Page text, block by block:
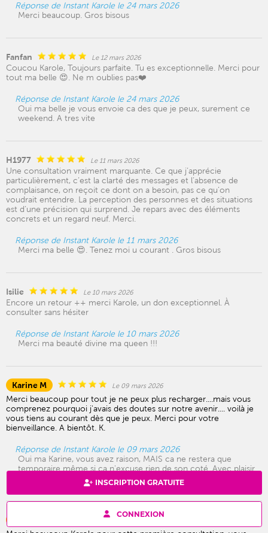
INSCRIPTION GRATUITE
CONNEXION
Réponse de Instant Karole le 24 mars 2026
Merci beaucoup. Gros bisous
Fanfan Le 12 mars 2026
Coucou Karole, Toujours parfaite. Tu es exceptionnelle. Merci pour
tout ma belle 😍. Ne m oublies pas❤️
Réponse de Instant Karole le 24 mars 2026
Oui ma belle je vous envoie ca des que je peux, surement ce
weekend. A tres vite
H1977 Le 11 mars 2026
Une consultation vraiment marquante. Ce que j’apprécie
particulièrement, c’est la clarté des messages et l’absence de
complaisance, on reçoit ce dont on a besoin, pas ce qu’on
voudrait entendre. La perception des personnes et des situations
est d’une précision qui surprend. Je repars avec des éléments
concrets et un regard neuf. Merci.
Réponse de Instant Karole le 11 mars 2026
Merci ma belle 😍. Tenez moi u courant . Gros bisous
Isilie Le 10 mars 2026
Encore un retour ++ merci Karole, un don exceptionnel. À
consulter sans hésiter
Réponse de Instant Karole le 10 mars 2026
Merci ma beauté divine ma queen !!!
Karine M Le 09 mars 2026
Merci beaucoup pour tout je ne peux plus recharger....mais vous
comprenez pourquoi j'avais des doutes sur notre avenir.... voilà je
vous tiens au courant dès que je peux. Merci pour votre
bienveillance. A bientôt. K.
Réponse de Instant Karole le 09 mars 2026
Oui ma Karine, vous avez raison, MAIS ca ne restera que
temporaire même si ça n'excuse rien de son coté. Avec plaisir
ma belle. Mille bisous